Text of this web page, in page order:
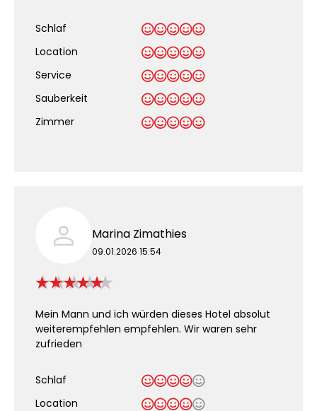
Schlaf
Location
Service
Sauberkeit
Zimmer
Marina Zimathies
09.01.2026 15:54
Mein Mann und ich würden dieses Hotel absolut
weiterempfehlen empfehlen. Wir waren sehr
zufrieden
Schlaf
Location